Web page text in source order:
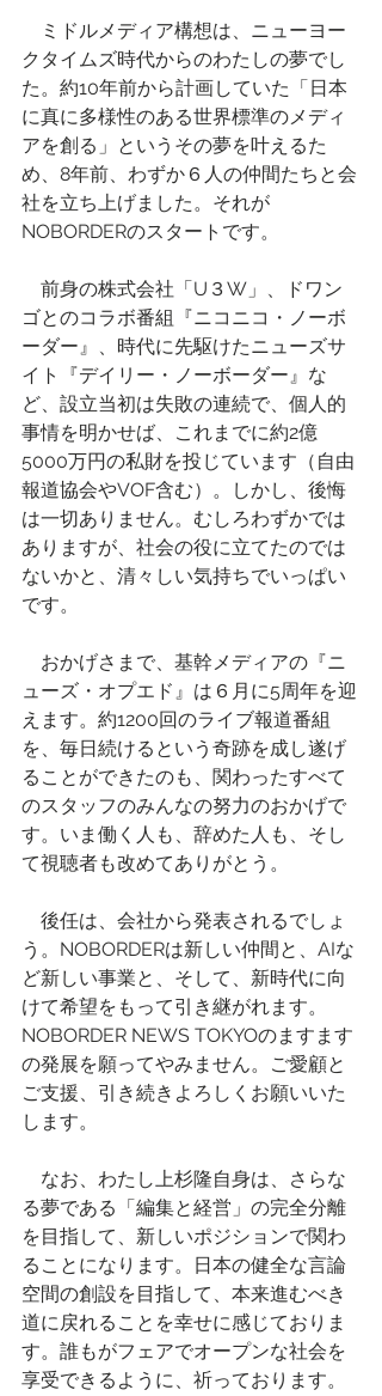
ミドルメディア構想は、ニューヨー
クタイムズ時代からのわたしの夢でし
た。約10年前から計画していた「日本
に真に多様性のある世界標準のメディ
アを創る」というその夢を叶えるた
め、8年前、わずか６人の仲間たちと会
社を立ち上げました。それが
NOBORDERのスタートです。
前身の株式会社「U３W」、ドワン
ゴとのコラボ番組『ニコニコ・ノーボ
ーダー』、時代に先駆けたニューズサ
イト『デイリー・ノーボーダー』な
ど、設立当初は失敗の連続で、個人的
事情を明かせば、これまでに約2億
5000万円の私財を投じています（自由
報道協会やVOF含む）。しかし、後悔
は一切ありません。むしろわずかでは
ありますが、社会の役に立てたのでは
ないかと、清々しい気持ちでいっぱい
です。
おかげさまで、基幹メディアの『ニ
ューズ・オプエド』は６月に5周年を迎
えます。約1200回のライブ報道番組
を、毎日続けるという奇跡を成し遂げ
ることができたのも、関わったすべて
のスタッフのみんなの努力のおかげで
す。いま働く人も、辞めた人も、そし
て視聴者も改めてありがとう。
後任は、会社から発表されるでしょ
う。NOBORDERは新しい仲間と、AIな
ど新しい事業と、そして、新時代に向
けて希望をもって引き継がれます。
NOBORDER NEWS TOKYOのますます
の発展を願ってやみません。ご愛顧と
ご支援、引き続きよろしくお願いいた
します。
なお、わたし上杉隆自身は、さらな
る夢である「編集と経営」の完全分離
を目指して、新しいポジションで関わ
ることになります。日本の健全な言論
空間の創設を目指して、本来進むべき
道に戻れることを幸せに感じておりま
す。誰もがフェアでオープンな社会を
享受できるように、祈っております。